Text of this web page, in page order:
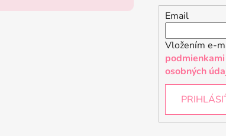
Email
Vložením e-
osobných